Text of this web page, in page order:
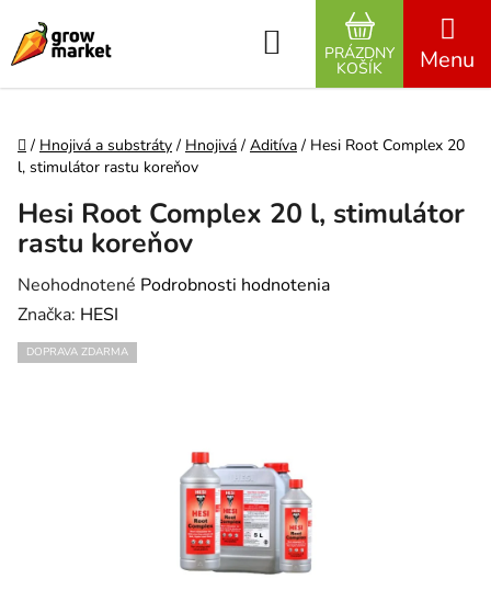
Hľadať
NÁKUPNÝ
PRÁZDNY
KOŠÍK
Domov
/ Hnojivá a substráty / Hnojivá / Aditíva / Hesi Root Complex 20
l, stimulátor rastu koreňov
Hesi Root Complex 20 l, stimulátor
rastu koreňov
Priemerné hodnotenie produktu je 0,0 z 5 hviezdičiek.
Neohodnotené Podrobnosti hodnotenia
Značka: HESI
DOPRAVA ZDARMA